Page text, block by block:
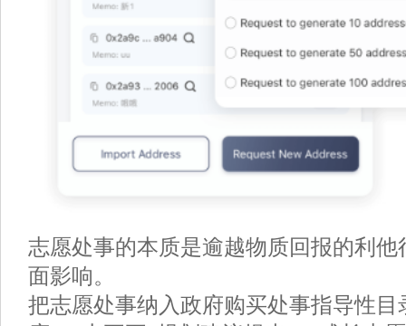
志愿处事的本质是逾越物质回报的利他
面影响。
把志愿处事纳入政府购买处事指导性目